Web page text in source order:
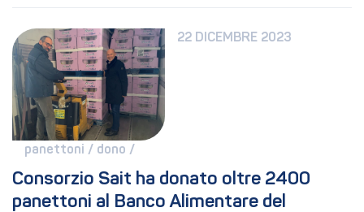
22 DICEMBRE 2023
panettoni / dono /
Consorzio Sait ha donato oltre 2400
panettoni al Banco Alimentare del